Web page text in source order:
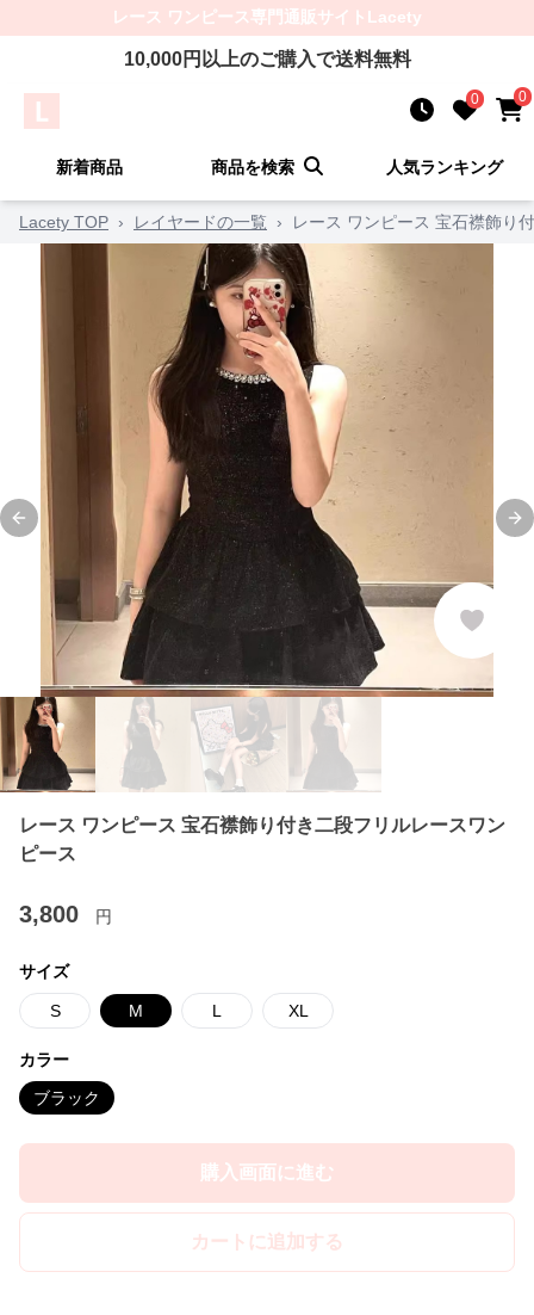
レース ワンピース専門通販サイト Lacety
10,000円以上のご購入で送料無料
0 0
新着商品 商品を検索 人気ランキング
Lacety TOP › レイヤードの一覧 › レース ワンピース 宝石襟飾り
Previous slide
レース ワンピース 宝石襟飾り付き二段フリルレースワン
ピース
3,800 円
サイズ
S M L XL
カラー
ブラック
購入画面に進む
カートに追加する